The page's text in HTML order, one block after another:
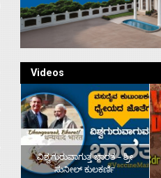
Videos
ವಿಶ್ವಗುರುವಾಗುತ್ತ ಭಾರತ – ಶ್ರೀ
ಸುನೀಲ್‌ ಕುಲಕರ್ಣಿ